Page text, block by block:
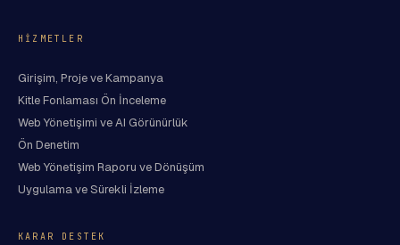
HIZMETLER
Girişim, Proje ve Kampanya
Kitle Fonlaması Ön İnceleme
Web Yönetişimi ve AI Görünürlük
Ön Denetim
Web Yönetişim Raporu ve Dönüşüm
Uygulama ve Sürekli İzleme
KARAR DESTEK